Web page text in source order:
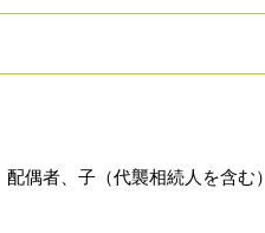
偶者、子（代襲相続人を含む